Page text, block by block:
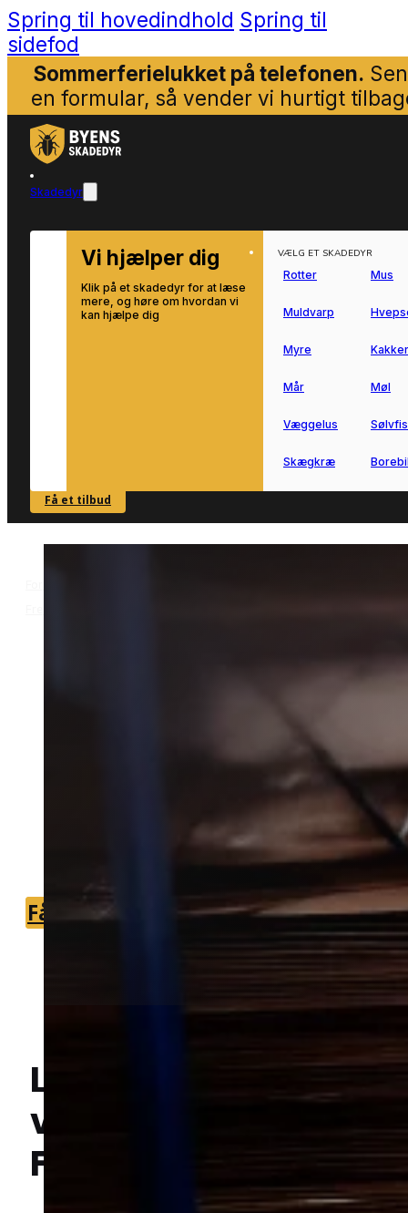
Spring til hovedindhold Spring til
sidefod
Sommerferielukket på telefonen.
en formular, så vender vi hurtigt
Skadedyr
Vi hjælper dig
Klik på et skadedyr for at læse
mere, og høre om hvordan vi
kan hjælpe dig
SE OVERSIGT
VÆLG ET SKADEDYR
Rotter Mus
Muldvarp
Myre
Mår Møl
Væggelus
Skægkræ
Få et tilbud
Væggelusbekæmpelse i Frederikssund
starter med hurtig handling og den
Vi forbinder dig med lokale partnere,
du nemt kan komme videre med en
løsning, der passer til din bolig.
Få et tilbud +45 51 90 85 46
Lokal bekæmpelse
væggelus
Frederikssund